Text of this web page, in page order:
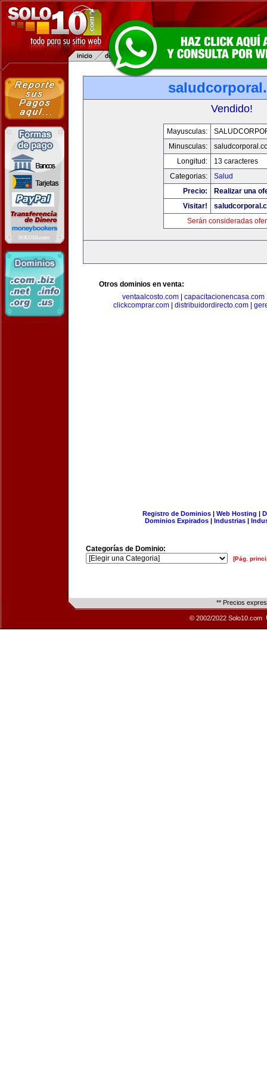
Vendido!
Mayusculas:
Minusculas:
Longitud:
13 caracteres
Categorias:
Salud
Precio:
Realizar una
Visitar!
Serán consideradas
Otros dominios en venta:
ventaalcosto.com
capacitacionencasa.com
clickcomprar.com| distribuidordirecto.com|
Registro de Dominios| Web Hosting |
Dominios Expirados | Industrias |
Categorías de Dominio:
[Pág.
** Precios
© 2002/2022 Solo10.com